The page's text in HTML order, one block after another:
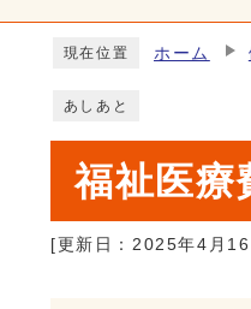
現在位置 ホーム
あしあと
福祉医療
[更新日： 2025年4月16